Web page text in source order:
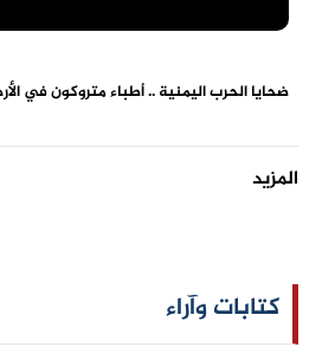
ضحايا الحرب اليمنية .. أطباء متروكون في
المزيد
كتابات وآراء